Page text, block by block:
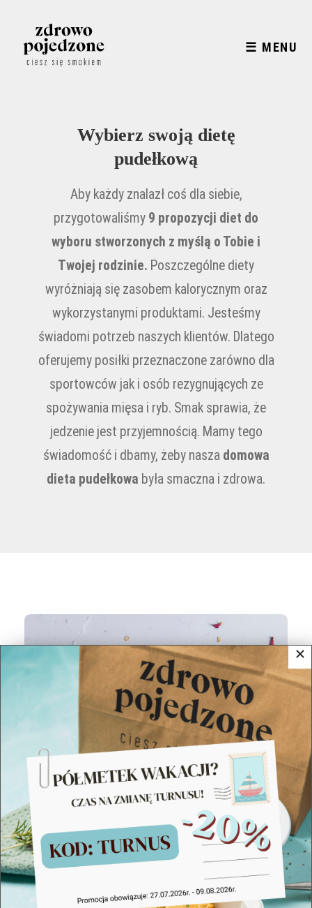
☰ MENU
Wybierz swoją dietę
pudełkową
Aby każdy znalazł coś dla siebie,
przygotowaliśmy 9 propozycji diet do
wyboru stworzonych z myślą o Tobie i
Twojej rodzinie. Poszczególne diety
wyróżniają się zasobem kalorycznym oraz
wykorzystanymi produktami. Jesteśmy
świadomi potrzeb naszych klientów. Dlatego
oferujemy posiłki przeznaczone zarówno dla
sportowców jak i osób rezygnujących ze
spożywania mięsa i ryb. Smak sprawia, że
jedzenie jest przyjemnością. Mamy tego
świadomość i dbamy, żeby nasza domowa
dieta pudełkowa była smaczna i zdrowa.